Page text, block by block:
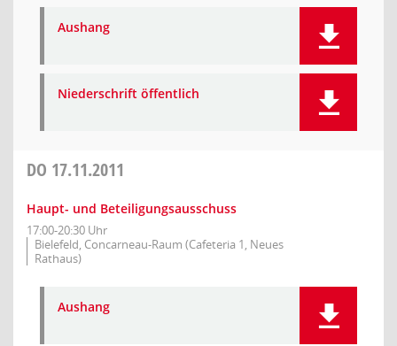
Aushang
Niederschrift öffentlich
DO 17.11.2011
Haupt- und Beteiligungsausschuss
17:00-20:30 Uhr
Bielefeld, Concarneau-Raum (Cafeteria 1, Neues
Rathaus)
Aushang